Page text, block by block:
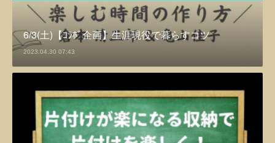
6/3(土)【ｺﾗﾎﾞ企画】生涯現役で暮らすコツ
2023.04.30 07:43